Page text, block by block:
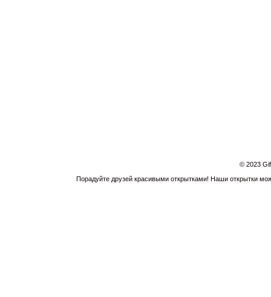
© 2023
Порадуйте друзей красивыми открытками! Наши открытки